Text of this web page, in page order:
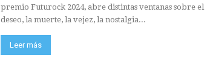
premio Futurock 2024, abre distintas ventanas sobre el
deseo, la muerte, la vejez, la nostalgia...
Leer más